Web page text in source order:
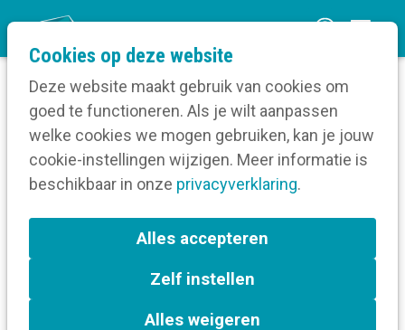
Cookies op deze website
Deze website maakt gebruik van cookies om
goed te functioneren. Als je wilt aanpassen
welke cookies we mogen gebruiken, kan je jouw
cookie-instellingen wijzigen. Meer informatie is
beschikbaar in onze privacyverklaring.
Alles accepteren
Zelf instellen
Alles weigeren
n
m
Home
Verruim je kennis
Communicatiebeleid
Communicatiebeleidsplan
Hoe schrijf je een
communicatiebeleidsplan?